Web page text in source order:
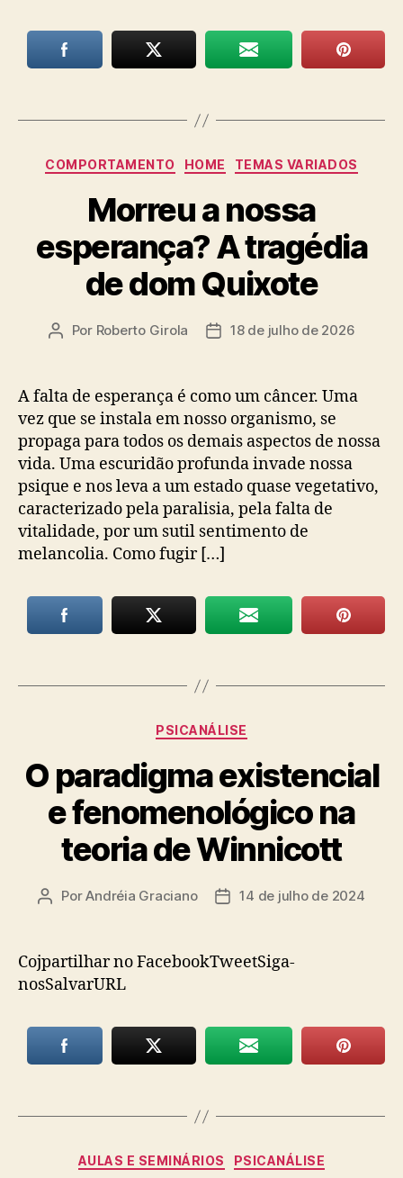
Categorias
COMPORTAMENTO HOME TEMAS VARIADOS
Morreu a nossa
esperança? A tragédia
de dom Quixote
Autor
Por Roberto Girola
Data18 de julho de 2026
A falta de esperança é como um câncer. Uma
vez que se instala em nosso organismo, se
propaga para todos os demais aspectos de nossa
vida. Uma escuridão profunda invade nossa
psique e nos leva a um estado quase vegetativo,
caracterizado pela paralisia, pela falta de
vitalidade, por um sutil sentimento de
melancolia. Como fugir […]
Categorias
PSICANÁLISE
O paradigma existencial
e fenomenológico na
teoria de Winnicott
Autor
PorAndréia Graciano
Data14 de julho de 2024
Cojpartilhar no FacebookTweetSiga-
nosSalvarURL
Categorias
AULAS E SEMINÁRIOS PSICANÁLISE